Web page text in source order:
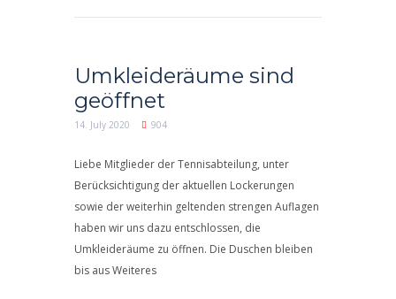
Umkleideräume sind
geöffnet
14. July 2020 904
Liebe Mitglieder der Tennisabteilung, unter
Berücksichtigung der aktuellen Lockerungen
sowie der weiterhin geltenden strengen Auflagen
haben wir uns dazu entschlossen, die
Umkleideräume zu öffnen. Die Duschen bleiben
bis aus Weiteres